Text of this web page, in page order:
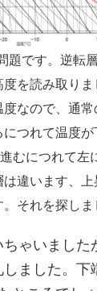
です。逆転
を読み取り
なので、通
つれて温度が
むにつれて左
違います、上
それを探しま
ゃいました
ました。下